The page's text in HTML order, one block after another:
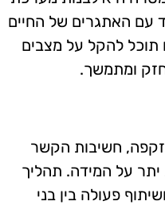
עם האתגרים של החיים
להקל על מצבים
חזק ומתמשך.
חשיבות הקשר
יתר על המידה. תהליך
פעולה בין בני